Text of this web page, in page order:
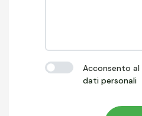
Acconsento al
dati personali